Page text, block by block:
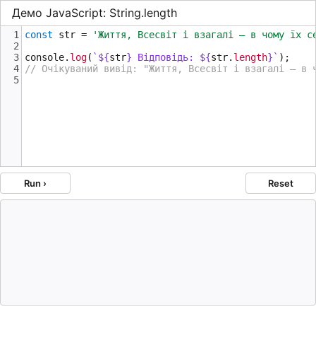
Демо JavaScript: String.length
1 const str =
'Життя, Всесвіт і взагалі — в чому їх
2
3 console. log( `${str} Відповідь: ${str. length}` );
4
// Очікуваний вивід: "Життя, Всесвіт і взагалі — в
5
Run › Reset